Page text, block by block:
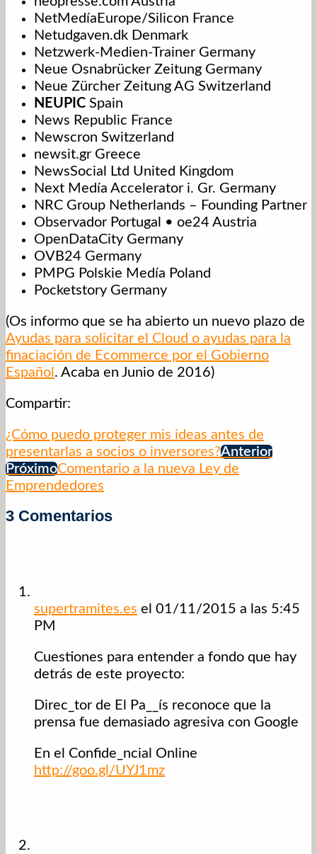
NetMedíaEurope/Silicon France
Netudgaven.dk Denmark
Netzwerk-Medien-Trainer Germany
Neue Osnabrücker Zeitung Germany
Neue Zürcher Zeitung AG Switzerland
NEUPIC Spain
News Republic France
Newscron Switzerland
newsit.gr Greece
NewsSocial Ltd United Kingdom
Next Medía Accelerator i. Gr. Germany
NRC Group Netherlands – Founding Partner
Observador Portugal • oe24 Austria
OpenDataCity Germany
OVB24 Germany
PMPG Polskie Medía Poland
Pocketstory Germany
(Os informo que se ha abierto un nuevo plazo de
Ayudas para solicitar el Cloud o ayudas para la
finaciación de Ecommerce por el Gobierno
Español . Acaba en Junio de 2016)
Compartir:
¿Cómo puedo proteger mis ideas antes de
presentarlas a socios o inversores?Anterior
PróximoComentario a la nueva Ley de
Emprendedores
3 Comentarios
supertramites.es el 01/11/2015 a las 5:45
PM
Cuestiones para entender a fondo que hay
detrás de este proyecto:
Direc_tor de El Pa__ís reconoce que la
prensa fue demasiado agresiva con Google
En el Confide_ncial Online
http://goo.gl/UYJ1mz